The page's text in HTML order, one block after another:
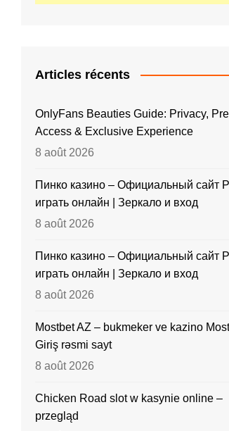
Articles récents
OnlyFans Beauties Guide: Privacy,
Access & Exclusive Experience
8 août 2026
Пинко казино – Официальный сайт
играть онлайн | Зеркало и вход
8 août 2026
Пинко казино – Официальный сайт
играть онлайн | Зеркало и вход
8 août 2026
Mostbet AZ – bukmeker ve kazino
Giriş rəsmi sayt
8 août 2026
Chicken Road slot w kasynie online –
przegląd